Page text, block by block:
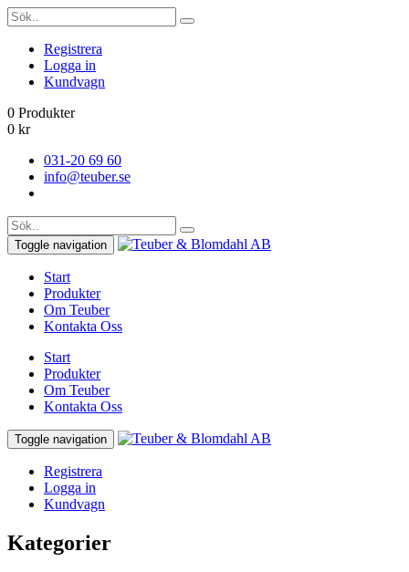
Registrera
Logga in
Kundvagn
0 Produkter
0 kr
031-20 69 60
info@teuber.se
Toggle navigation
Start
Produkter
Om Teuber
Kontakta Oss
Start
Produkter
Om Teuber
Kontakta Oss
Toggle navigation
Registrera
Logga in
Kundvagn
Kategorier